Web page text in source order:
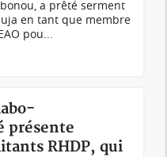
a prêté serment
en tant que membre
pou...
présente
RHDP, qui